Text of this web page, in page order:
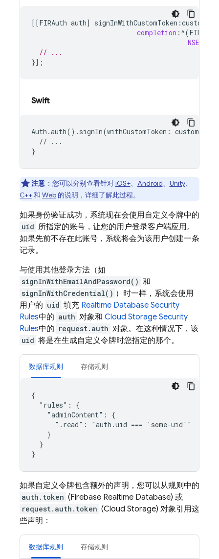
[[FIRAuth auth] signInWithCustomToken :
completion : ^(
NSError
// ...
}];
Swift
Auth.auth().signIn(withCustomToken:
  // ...
注意 ： 您可以分别查看针对iOS+、 Android、 Unity、
C++和 Web 的说明，详细了解此过程。
如果身份验证成功，系统现在会使用自定义令牌中的
uid 所指定的账号，让您的用户登录客户端应用。
如果先前不存在此账号，系统将会为该用户创建一条
记录。
与使用其他登录方法（如
signInWithEmailAndPassword() 和
signInWithCredential() ）时一样，系统会使用
用户的 uid 填充 Realtime Database Security
Rules中的 auth 对象和 Cloud Storage Security
Rules中的 request.auth 对象。在这种情况下，该
uid 将是在生成自定义令牌时您指定的那个。
数据库规则 存储规则
{
  "rules": {
    "adminContent": {
      ".read": "auth.uid === 'some-uid'"
    }
  }
如果自定义令牌包含额外的声明，您可以从规则中的
auth.token (Firebase Realtime Database) 或
request.auth.token (Cloud Storage) 对象引用这
些声明：
数据库规则 存储规则